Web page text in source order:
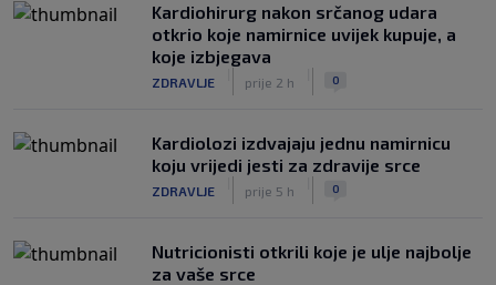
Kardiohirurg nakon srčanog udara
otkrio koje namirnice uvijek kupuje, a
koje izbjegava
ZDRAVLJE prije 2 h 0
Kardiolozi izdvajaju jednu namirnicu
koju vrijedi jesti za zdravije srce
ZDRAVLJE prije 5 h 0
Nutricionisti otkrili koje je ulje najbolje
za vaše srce